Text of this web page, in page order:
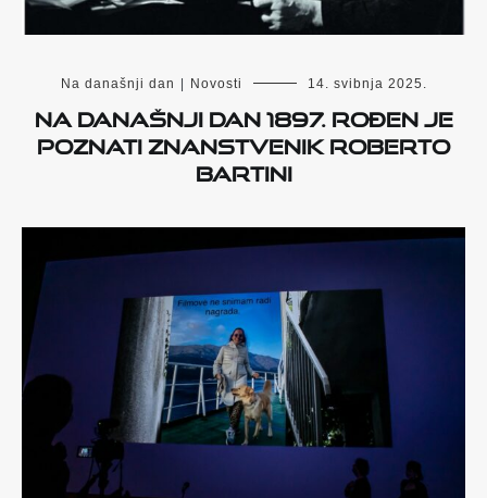
Na današnji dan Novosti 14. svibnja 2025.
Na današnji dan 1897. rođen je
poznati znanstvenik Roberto
Bartini